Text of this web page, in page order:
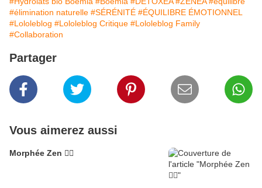
#élimination naturelle #SÉRÉNITÉ #ÉQUILIBRE ÉMOTIONNEL
#Lololeblog #Lololeblog Critique #Lololeblog Family
#Collaboration
Partager
Vous aimerez aussi
Morphée Zen 🧘‍♀️